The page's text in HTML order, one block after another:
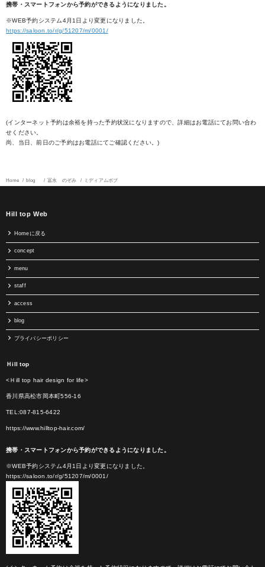
携帯・スマートフォンから予約ができるようになりました。
※WEB予約システム4月1日より変更になりました。
https://saloon.to/r/g/51207/m/0001/
(インターネット予約は余裕を持った予約状況になりますので、詳細はお電話にてお問い合わ
せください。
尚、当日、前日のご予約はお電話にてご確認ください。)
Home blog 冨永 のぞみ ミディアムボブ
Hill top Web
Homeに戻る
concept
menu
staff
access
blog
プライバシーポリシー
Ｈill top
<Ｈill top hair design for life>
香川県高松市岡本町556-16
TEL:087-815-6422
https://www.hilltop-hair.com/
携帯・スマートフォンから予約ができるようになりました。
※WEB予約システム4月1日より変更になりました。
https://saloon.to/r/g/51207/m/0001/